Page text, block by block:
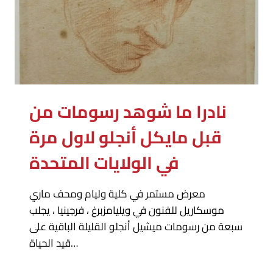
نادرا ما شوهد رسومات من
قبل مايكل أنجلو لاول مرة
في الولايات المتحدة
معرض مستمر في كلية وليام ومحف ماري
موسكاريل للفنون في ويليامزبرغ ، فرجينيا ، يجلب
سبعة من رسومات ميشيل أنجلو القليلة الباقية على
قيد الحياة…